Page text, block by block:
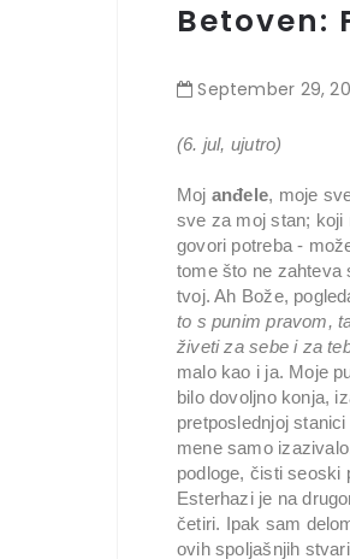
Betoven:
September 29,
(6. jul, ujutro)
Moj anđele, moje
sve za moj stan; koji
govori potreba -
tome što ne zahteva
tvoj. Ah Bože,
to s punim pravom,
živeti za sebe i za
malo kao i ja. Moje
bilo dovoljno konja,
pretposlednjoj
mene samo
podloge, čisti seoski
Esterhazi je na
četiri. Ipak sam
ovih spoljašnjih